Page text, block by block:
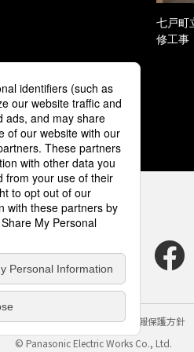
七戸町
修工事
クッキーポリシー
個人情報保護方針
© Panasonic Electric Works Co., Ltd.